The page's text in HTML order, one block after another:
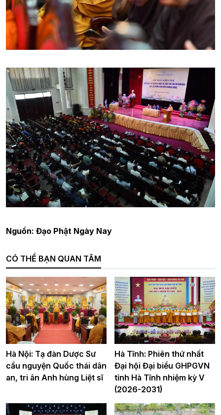
Nguồn: Đạo Phật Ngày Nay
CÓ THỂ BẠN QUAN TÂM
Hà Nội: Tạ đàn Dược Sư
cầu nguyện Quốc thái dân
an, tri ân Anh hùng Liệt sĩ
Hà Tĩnh: Phiên thứ nhất
Đại hội Đại biểu GHPGVN
tỉnh Hà Tĩnh nhiệm kỳ V
(2026-2031)